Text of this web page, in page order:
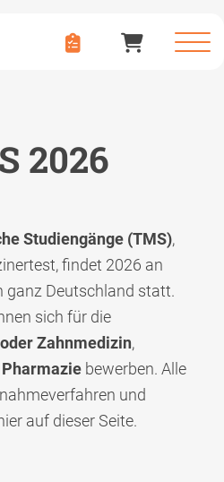
2026
Studiengänge (TMS),
findet 2026 an
ganz Deutschland statt.
sich für die
Zahnmedizin,
Pharmazie bewerben. Alle
und
auf dieser Seite.